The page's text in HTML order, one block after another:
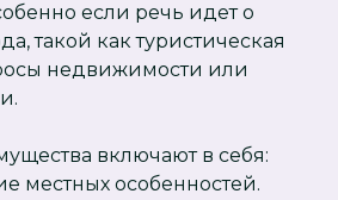
если речь идет о
такой как туристическая
недвижимости или
включают в себя:
местных особенностей.